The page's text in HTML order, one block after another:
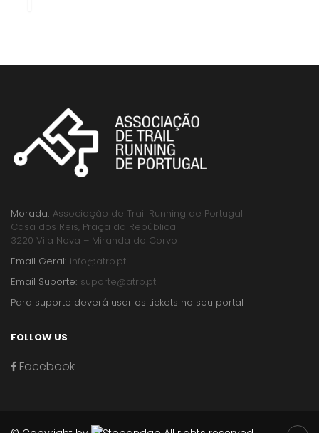
Morada: Associação de Trail Running de Portugal
Casa dos Reis, Praça da República
3220 Vila Nova – Miranda do Corvo
Email Geral: info@atrp.pt
Email Suporte: suporte@atrp.pt
Para suporte deverá usar os tickets no seu portal
FOLLOW US
Facebook